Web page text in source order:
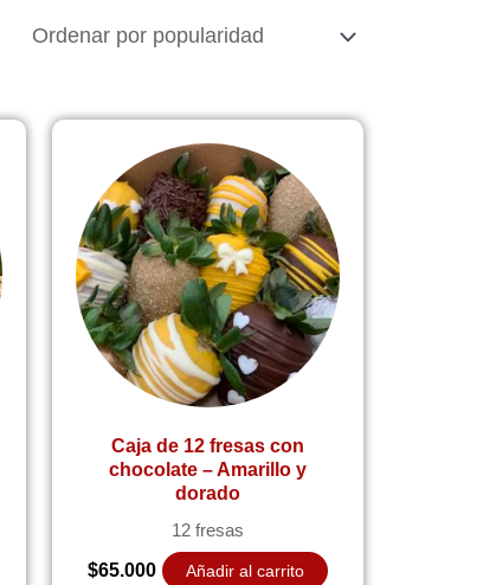
Caja de 12 fresas con
chocolate – Amarillo y
dorado
12 fresas
$65.000 Añadir al carrito